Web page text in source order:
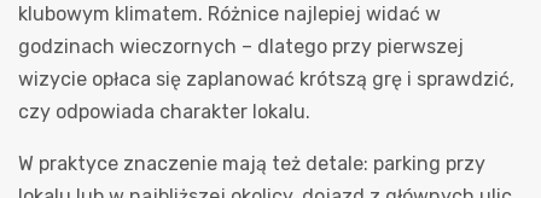
klubowym klimatem. Różnice najlepiej widać w
godzinach wieczornych – dlatego przy pierwszej
wizycie opłaca się zaplanować krótszą grę i sprawdzić,
czy odpowiada charakter lokalu.
W praktyce znaczenie mają też detale: parking przy